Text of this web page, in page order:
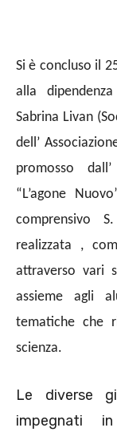
Si è concluso il
alla
Sabrina Livan
dell’
promosso
“L’agone
comprensivo
realizzata ,
attraverso vari
assieme agli
tematiche che
scienza.
Le diverse
impegnati